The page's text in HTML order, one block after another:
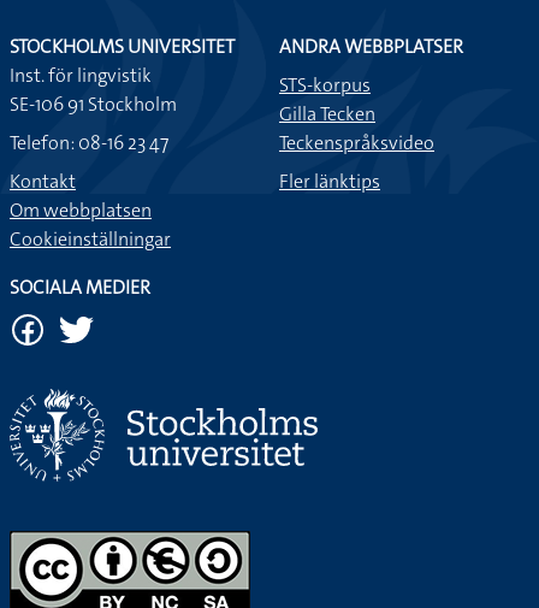
STOCKHOLMS UNIVERSITET
Inst. för lingvistik
SE-106 91 Stockholm
Telefon: 08-16 23 47
Kontakt
Om webbplatsen
Cookieinställningar
ANDRA WEBBPLATSER
STS-korpus
Gilla Tecken
Teckenspråksvideo
Fler länktips
SOCIALA MEDIER